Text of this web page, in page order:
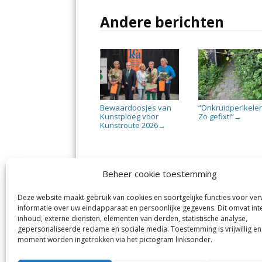
Beheer cookie toestemming
Deze website maakt gebruik van cookies en soortgelijke functies voor
informatie over uw eindapparaat en persoonlijke gegevens. Dit omvat
inhoud, externe diensten, elementen van derden, statistische analyse,
gepersonaliseerde reclame en sociale media. Toestemming is vrijwillig
moment worden ingetrokken via het pictogram linksonder.
Andere berichten
Bewaardoosjes van
Kunstploeg voor
Kunstroute 2026→
Zo gefixt!”→
De Nieuwe Meerbode
Visserstraat 10
1431 GJ Aalsmeer
0297-341900
info@meerbode.nl
en
De